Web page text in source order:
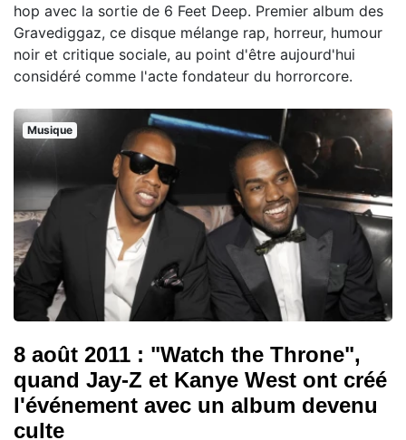
hop avec la sortie de 6 Feet Deep. Premier album des
Gravediggaz, ce disque mélange rap, horreur, humour
noir et critique sociale, au point d'être aujourd'hui
considéré comme l'acte fondateur du horrorcore.
Musique
8 août 2011 : "Watch the Throne",
quand Jay-Z et Kanye West ont créé
l'événement avec un album devenu
culte